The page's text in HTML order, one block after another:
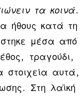
τα κοινά.
ήθους κατά τη
μέσα από
τραγούδι,
στοιχεία αυτά,
Στη λαϊκή